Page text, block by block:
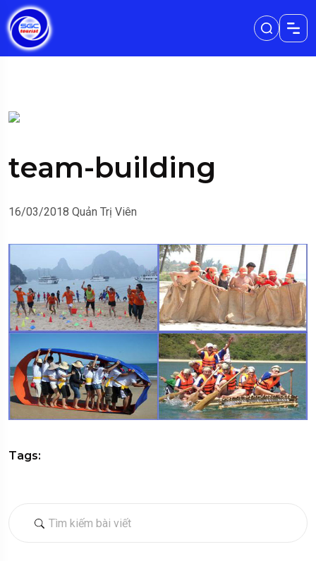
team-building
16/03/2018 Quản Trị Viên
Tags: